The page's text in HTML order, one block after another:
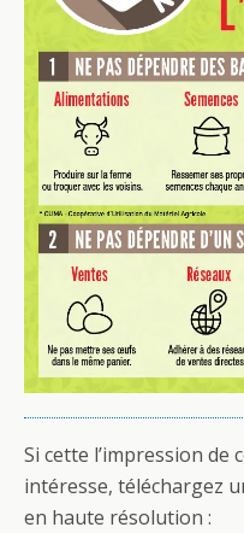
Si cette l’impression
intéresse, téléchargez
en haute résolution :